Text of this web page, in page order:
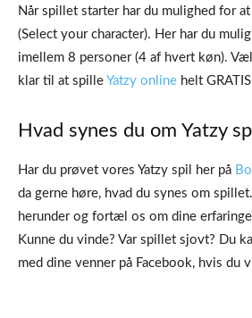
Når spillet starter har du mulighed for
(Select your character). Her har du
imellem 8 personer (4 af hvert køn).
klar til at spille Yatzy online helt
Hvad synes du om Yatzy
Har du prøvet vores Yatzy spil her på
da gerne høre, hvad du synes om
herunder og fortæl os om dine
Kunne du vinde? Var spillet sjovt? Du
med dine venner på Facebook, hvis du